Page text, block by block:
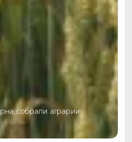
собрали аграрии